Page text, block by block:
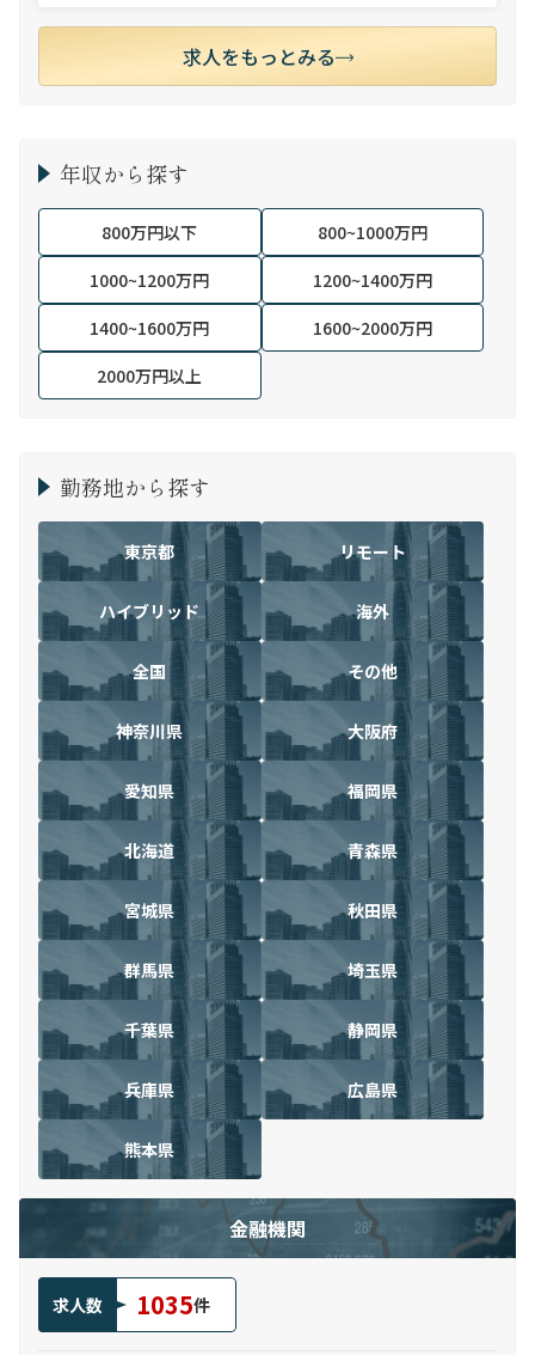
求人をもっとみる
年収から探す
800万円以下
800~1000万円
1000~1200万円
1200~1400万円
1400~1600万円
1600~2000万円
2000万円以上
勤務地から探す
東京都 リモート
ハイブリッド 海外
全国 その他
神奈川県 大阪府
愛知県 福岡県
北海道 青森県
宮城県 秋田県
群馬県 埼玉県
千葉県 静岡県
兵庫県 広島県
熊本県
金融機関
求人数 1035件